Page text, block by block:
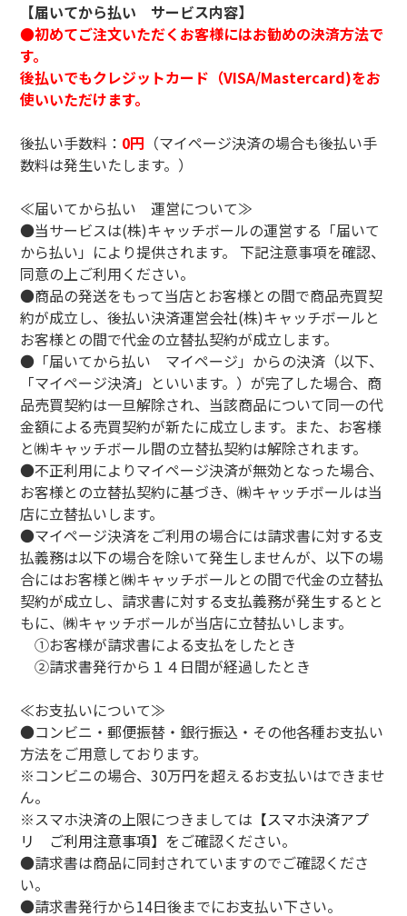
【届いてから払い サービス内容】
●初めてご注文いただくお客様にはお勧めの決済方法で
す。
後払いでもクレジットカード（VISA/Mastercard)をお
使いいただけます。
後払い手数料： 0円 （マイページ決済の場合も後払い手
数料は発生いたします。）
≪届いてから払い 運営について≫
●当サービスは(株)キャッチボールの運営する「届いて
から払い」により提供されます。 下記注意事項を確認、
同意の上ご利用ください。
●商品の発送をもって当店とお客様との間で商品売買契
約が成立し、後払い決済運営会社(株)キャッチボールと
お客様との間で代金の立替払契約が成立します。
●「届いてから払い マイページ」からの決済（以下、
「マイページ決済」といいます。）が完了した場合、商
品売買契約は一旦解除され、当該商品について同一の代
金額による売買契約が新たに成立します。また、お客様
と㈱キャッチボール間の立替払契約は解除されます。
●不正利用によりマイページ決済が無効となった場合、
お客様との立替払契約に基づき、㈱キャッチボールは当
店に立替払いします。
●マイページ決済をご利用の場合には請求書に対する支
払義務は以下の場合を除いて発生しませんが、以下の場
合にはお客様と㈱キャッチボールとの間で代金の立替払
契約が成立し、請求書に対する支払義務が発生するとと
もに、㈱キャッチボールが当店に立替払いします。
①お客様が請求書による支払をしたとき
②請求書発行から１４日間が経過したとき
≪お支払いについて≫
●コンビニ・郵便振替・銀行振込・その他各種お支払い
方法をご用意しております。
※コンビニの場合、30万円を超えるお支払いはできませ
ん。
※スマホ決済の上限につきましては 【スマホ決済アプ
リ ご利用注意事項】 をご確認ください。
●請求書は商品に同封されていますのでご確認くださ
い。
●請求書発行から14日後までにお支払い下さい。